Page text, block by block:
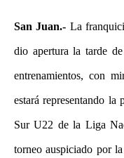
San Juan.- La
dio apertura la tarde
entrenamientos, con
estará representando
Sur U22 de la Liga
torneo auspiciado por